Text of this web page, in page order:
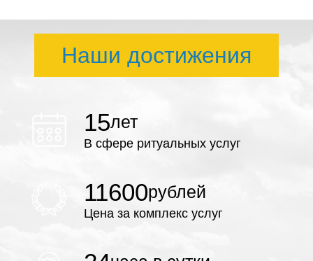
Наши достижения
15лет
В сфере ритуальных услуг
11600рублей
Цена за комплекс услуг